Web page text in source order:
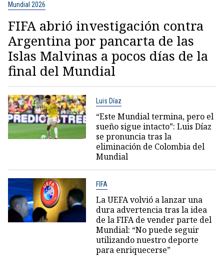
Mundial 2026
FIFA abrió investigación contra
Argentina por pancarta de las
Islas Malvinas a pocos días de la
final del Mundial
Luis Díaz
“Este Mundial termina, pero el
sueño sigue intacto”: Luis Díaz
se pronuncia tras la
eliminación de Colombia del
Mundial
FIFA
La UEFA volvió a lanzar una
dura advertencia tras la idea
de la FIFA de vender parte del
Mundial: “No puede seguir
utilizando nuestro deporte
para enriquecerse”